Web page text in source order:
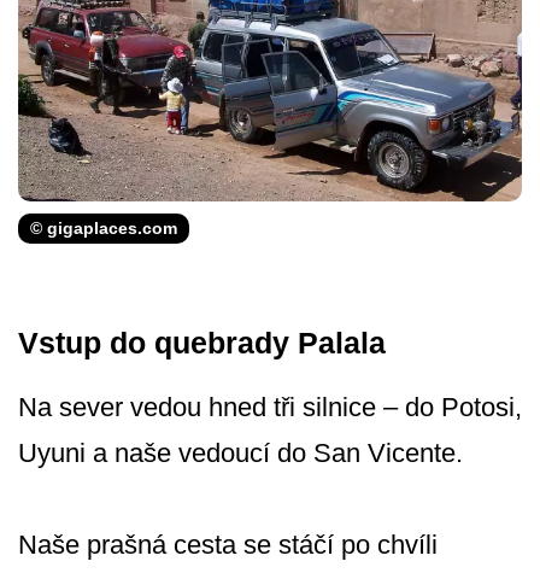
© gigaplaces.com
Vstup do quebrady Palala
Na sever vedou hned tři silnice – do Potosi,
Uyuni a naše vedoucí do San Vicente.
Naše prašná cesta se stáčí po chvíli